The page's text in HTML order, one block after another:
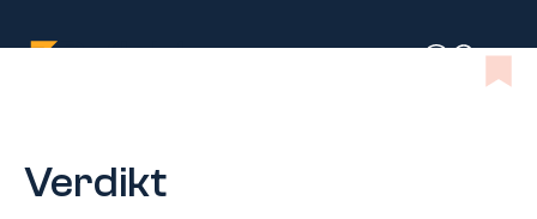
Verdikt